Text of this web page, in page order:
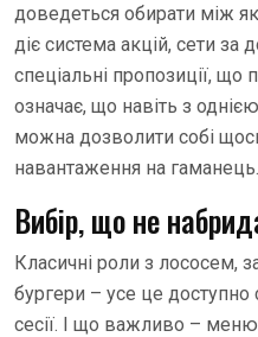
доведеться обирати між
діє система акцій, сети за
спеціальні пропозиції,
означає, що навіть з
можна дозволити собі
навантаження на гаманець.
Вибір, що не
Класичні роли з лососем,
бургери – усе це доступно
сесії. І що важливо –